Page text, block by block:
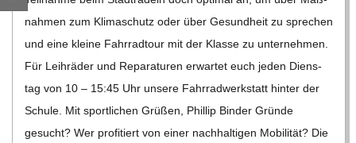
S
C
H
nah­men zum Kli­ma­schutz oder über Gesund­heit zu spre­chen
und eine kleine Fahr­rad­tour mit der Klasse zu unter­neh­men.
Für Leih­rä­der und Repa­ra­tu­ren erwar­tet euch jeden Diens­
tag von 10 – 15:45 Uhr unsere Fahr­rad­werk­statt hin­ter der
Schule. Mit sport­li­chen Grü­ßen, Phil­lip Bin­der Gründe
gesucht? Wer pro­fi­tiert von einer nach­hal­ti­gen Mobi­li­tät? Die